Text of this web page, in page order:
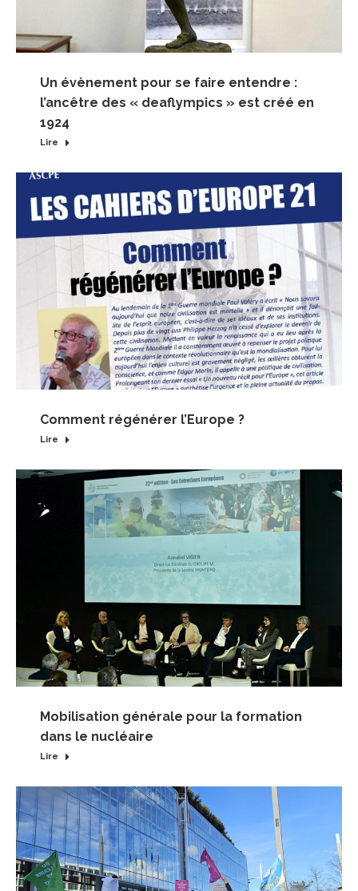
Un évènement pour se faire entendre :
l’ancêtre des « deaflympics » est créé en
1924
Lire
Comment régénérer l’Europe ?
Lire
Mobilisation générale pour la formation
dans le nucléaire
Lire